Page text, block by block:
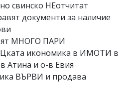
свинско НЕотчитат
документи за наличие
МНОГО ПАРИ
икономика в ИМОТИ в
Атина и о-в Евия
ВЪРВИ и продава